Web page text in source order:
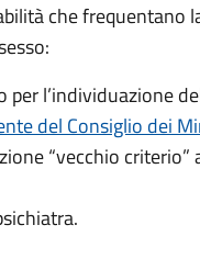
che frequentano
l’individuazione
del Consiglio dei
“vecchio criterio”